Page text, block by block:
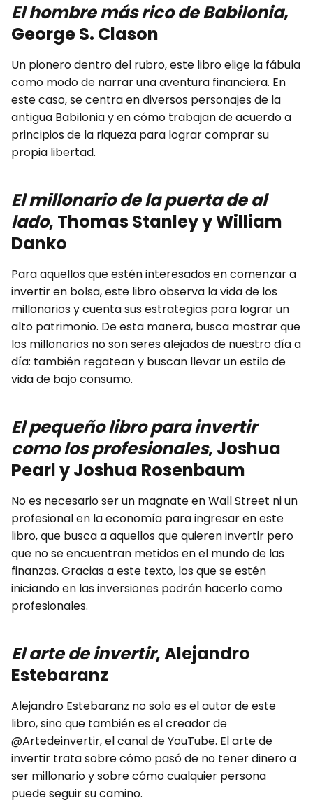
El hombre más rico de Babilonia,
George S. Clason
Un pionero dentro del rubro, este libro elige la fábula
como modo de narrar una aventura financiera. En
este caso, se centra en diversos personajes de la
antigua Babilonia y en cómo trabajan de acuerdo a
principios de la riqueza para lograr comprar su
propia libertad.
El millonario de la puerta de al
lado, Thomas Stanley y William
Danko
Para aquellos que estén interesados en comenzar a
invertir en bolsa, este libro observa la vida de los
millonarios y cuenta sus estrategias para lograr un
alto patrimonio. De esta manera, busca mostrar que
los millonarios no son seres alejados de nuestro día a
día: también regatean y buscan llevar un estilo de
vida de bajo consumo.
El pequeño libro para invertir
como los profesionales, Joshua
Pearl y Joshua Rosenbaum
No es necesario ser un magnate en Wall Street ni un
profesional en la economía para ingresar en este
libro, que busca a aquellos que quieren invertir pero
que no se encuentran metidos en el mundo de las
finanzas. Gracias a este texto, los que se estén
iniciando en las inversiones podrán hacerlo como
profesionales.
El arte de invertir, Alejandro
Estebaranz
Alejandro Estebaranz no solo es el autor de este
libro, sino que también es el creador de
@Artedeinvertir, el canal de YouTube. El arte de
invertir trata sobre cómo pasó de no tener dinero a
ser millonario y sobre cómo cualquier persona
puede seguir su camino.